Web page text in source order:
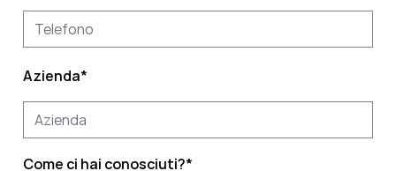
Azienda*
Come ci hai conosciuti?*